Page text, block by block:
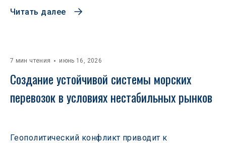
Читать далее
7 мин чтения июнь 16, 2026
Создание устойчивой системы морских
перевозок в условиях нестабильных рынков
Геополитический конфликт приводит к